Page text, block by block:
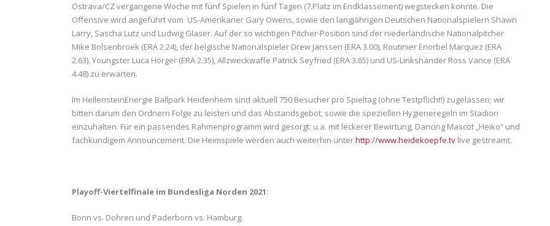
Ostrava/CZ vergangene Woche mit fünf Spielen in fünf Tagen (7.Platz im Endklassement) wegstecken konnte. Die
Offensive wird angeführt vom US-Amerikaner Gary Owens, sowie den langjährigen Deutschen Nationalspielern Shawn
Larry, Sascha Lutz und Ludwig Glaser. Auf der so wichtigen Pitcher-Position sind der niederländische Nationalpitcher
Mike Bolsenbroek (ERA 2.24), der belgische Nationalspieler Drew Janssen (ERA 3.00), Routinier Enorbel Marquez (ERA
2.63), Youngster Luca Hörger (ERA 2.35), Allzweckwaffe Patrick Seyfried (ERA 3.65) und US-Linkshänder Ross Vance (ERA
4.48) zu erwarten.
Im HellensteinEnergie Ballpark Heidenheim sind aktuell 750 Besucher pro Spieltag (ohne Testpflicht!) zugelassen; wir
bitten darum den Ordnern Folge zu leisten und das Abstandsgebot, sowie die speziellen Hygieneregeln im Stadion
einzuhalten. Für ein passendes Rahmenprogramm wird gesorgt: u.a. mit leckerer Bewirtung, Dancing Mascot „Heiko“ und
fachkundigem Announcement. Die Heimspiele werden auch weiterhin unterhttp://www.heidekoepfe.tv live gestreamt.
Playoff-Viertelfinale im Bundesliga Norden 2021:
Bonn vs. Dohren und Paderborn vs. Hamburg.